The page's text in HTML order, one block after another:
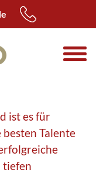
ist es für
Talente
tiefen